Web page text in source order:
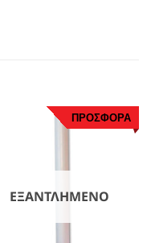
ΠΡΟΣΦΟΡΑ
ΕΞΑΝΤΛΗΜΈΝΟ